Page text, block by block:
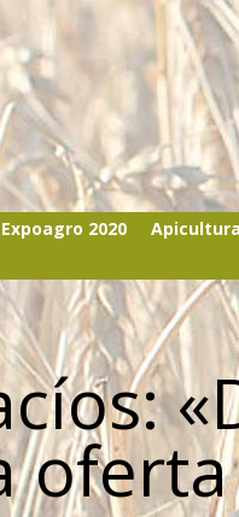
Expoagro 2020 Apicultura